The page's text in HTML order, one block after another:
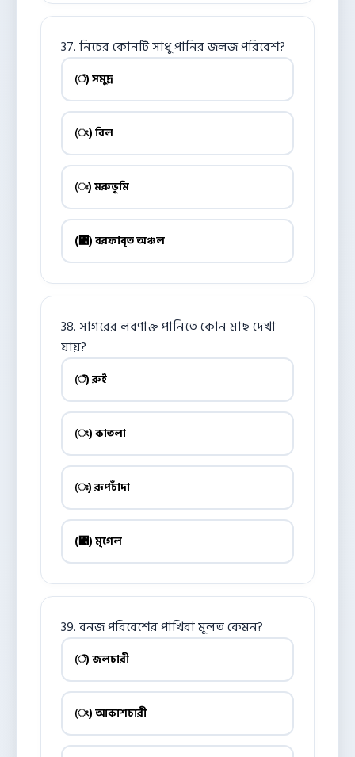
37. নিচের কোনটি সাধু পানির জলজ পরিবেশ?
(ঁ) সমুদ্র
(ং) বিল
(ঃ) মরুভূমি
(঄) বরফাবৃত অঞ্চল
38. সাগরের লবণাক্ত পানিতে কোন মাছ দেখা
যায়?
(ঁ) রুই
(ং) কাতলা
(ঃ) রূপচাঁদা
(঄) মৃগেল
39. বনজ পরিবেশের পাখিরা মূলত কেমন?
(ঁ) জলচারী
(ং) আকাশচারী